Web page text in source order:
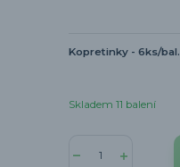
Kopretinky - 6ks/bal.
Skladem 11 balení